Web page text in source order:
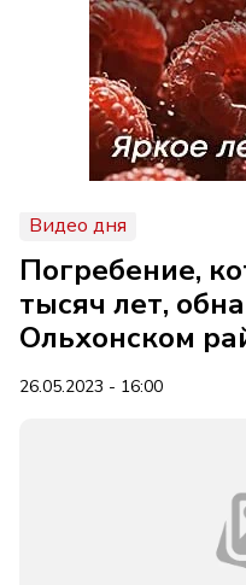
Видео дня
Погребение,
тысяч лет,
Ольхонском
26.05.2023 - 16:00